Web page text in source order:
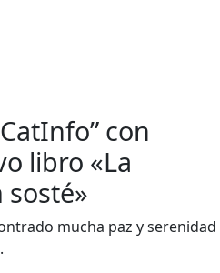
con
libro «La
sosté»
mucha paz y serenidad